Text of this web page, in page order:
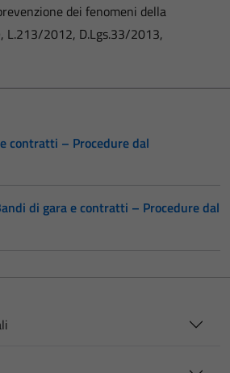
dei fenomeni della
L.213/2012, D.Lgs.33/2013,
contratti – Procedure dal
di gara e contratti – Procedure dal